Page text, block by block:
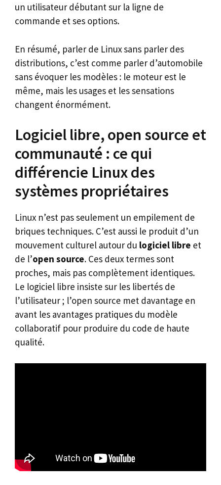
un utilisateur débutant sur la ligne de
commande et ses options.
En résumé, parler de Linux sans parler des
distributions, c’est comme parler d’automobile
sans évoquer les modèles : le moteur est le
même, mais les usages et les sensations
changent énormément.
Logiciel libre, open source et
communauté : ce qui
différencie Linux des
systèmes propriétaires
Linux n’est pas seulement un empilement de
briques techniques. C’est aussi le produit d’un
mouvement culturel autour du logiciel libre et
de l’open source. Ces deux termes sont
proches, mais pas complètement identiques.
Le logiciel libre insiste sur les libertés de
l’utilisateur ; l’open source met davantage en
avant les avantages pratiques du modèle
collaboratif pour produire du code de haute
qualité.